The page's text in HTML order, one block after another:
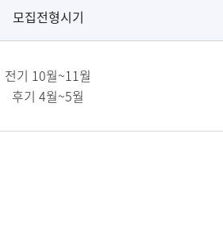
모집전형시기
전기 10월~11월
후기 4월~5월